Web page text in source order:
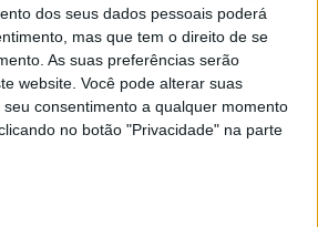
dos seus dados pessoais poderá
mas que tem o direito de se
As suas preferências serão
website. Você pode alterar suas
consentimento a qualquer momento
no botão "Privacidade" na parte
as notificações serão enviadas
– Estrutura de Missão para a
de Informação Cadastral
até casa dos munícipes das
Cada proprietário que seja titular